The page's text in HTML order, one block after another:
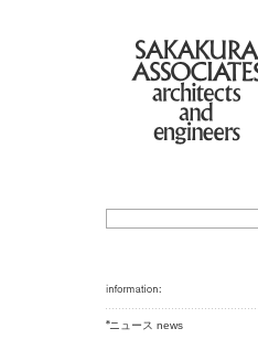
ニュース news